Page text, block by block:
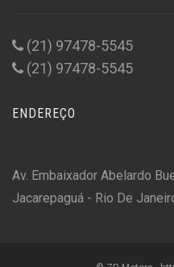
(21) 97478-5545
(21) 97478-5545
ENDEREÇO
Av. Embaixador Abelardo
Jacarepaguá - Rio De